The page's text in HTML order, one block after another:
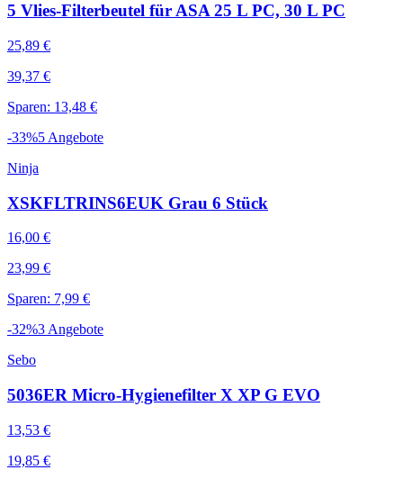
5 Vlies-Filterbeutel für ASA 25 L PC, 30 L PC
25,89 €
39,37 €
Sparen: 13,48 €
-33%5 Angebote
Ninja
XSKFLTRINS6EUK Grau 6 Stück
16,00 €
23,99 €
Sparen: 7,99 €
-32%3 Angebote
Sebo
5036ER Micro-Hygienefilter X XP G EVO
13,53 €
19,85 €